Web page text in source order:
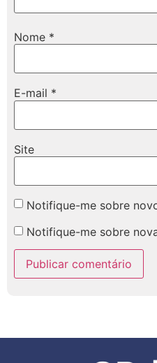
Nome *
E-mail *
Site
Notifique-me sobre
Notifique-me sobre